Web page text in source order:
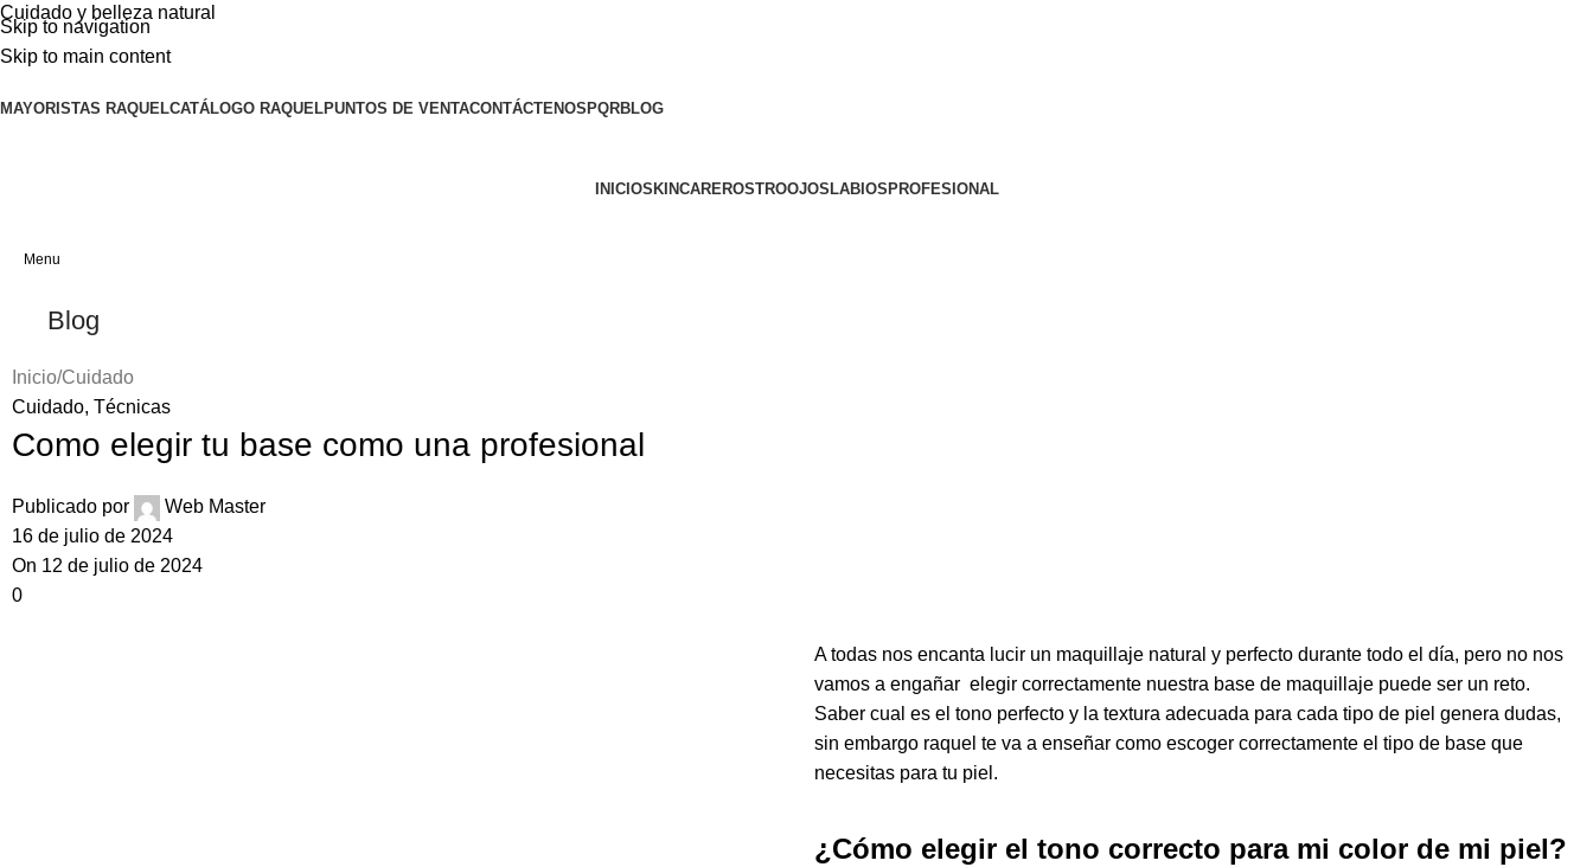
Skip to navigation
Skip to main content
Cuidado y belleza natural
MAYORISTAS RAQUELCATÁLOGO RAQUELPUNTOS DE VENTACONTÁCTENOS PQRBLOG
INICIOSKINCARE ROSTROOJOS LABIOS PROFESIONAL
Menu
Blog
Inicio Cuidado
Cuidado, Técnicas
Como elegir tu base como una profesional
Publicado por
Web Master
16 de julio de 2024
On 12 de julio de 2024
0
A todas nos encanta lucir un maquillaje natural y perfecto durante todo el día, pero no nos
vamos a engañar elegir correctamente nuestra base de maquillaje puede ser un reto.
Saber cual es el tono perfecto y la textura adecuada para cada tipo de piel genera dudas,
sin embargo raquel te va a enseñar como escoger correctamente el tipo de base que
necesitas para tu piel .
¿Cómo elegir el tono correcto para mi color de mi piel?